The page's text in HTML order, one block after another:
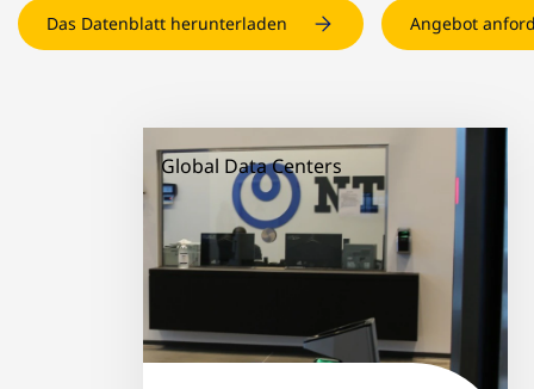
Das Datenblatt herunterladen Angebot
Global Data Centers